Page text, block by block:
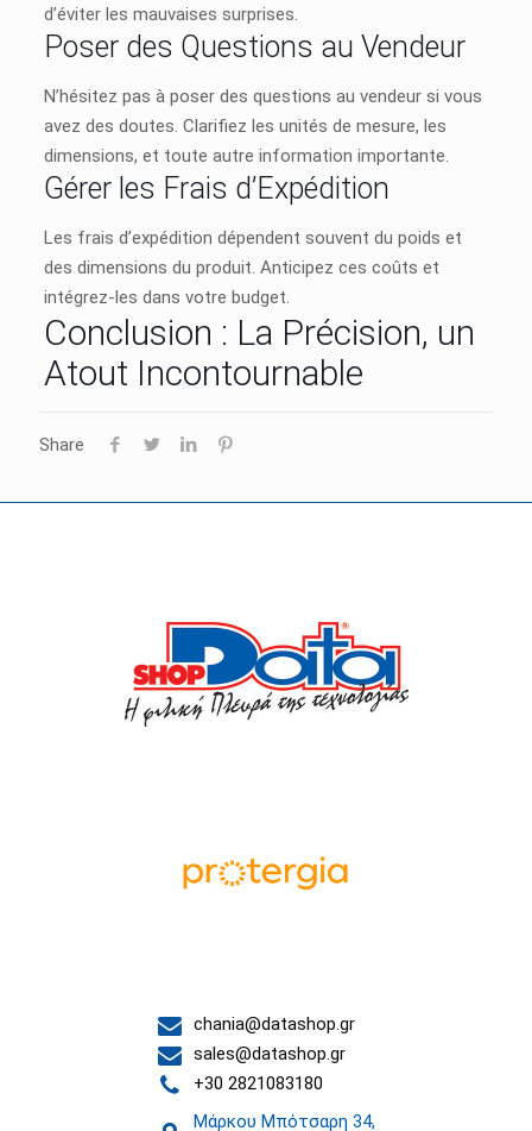
d’éviter les mauvaises surprises.
Poser des Questions au Vendeur
N’hésitez pas à poser des questions au vendeur si vous
avez des doutes. Clarifiez les unités de mesure, les
dimensions, et toute autre information importante.
Gérer les Frais d’Expédition
Les frais d’expédition dépendent souvent du poids et
des dimensions du produit. Anticipez ces coûts et
intégrez-les dans votre budget.
Conclusion : La Précision, un
Atout Incontournable
Share
chania@datashop.gr
sales@datashop.gr
+30 2821083180
Μάρκου Μπότσαρη 34,